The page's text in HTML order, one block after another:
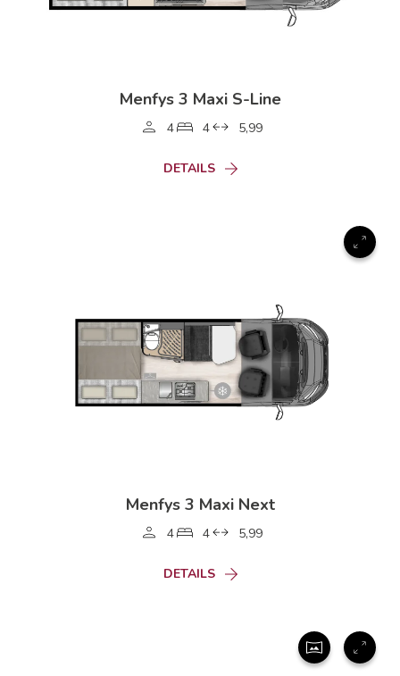
Menfys 3 Maxi S-Line
4 4 5,99
DETAILS
Menfys 3 Maxi Next
4 4 5,99
DETAILS